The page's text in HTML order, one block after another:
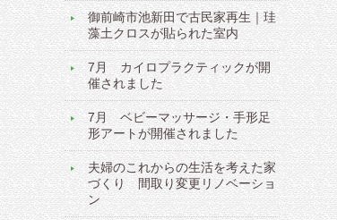
御前崎市池新田で古民家再生｜珪
藻土クロスが貼られた室内
7月 カイロプラクティックが開
催されました
7月 ベビーマッサージ・手形足
形アートが開催されました
夫婦のこれからの生活を考えた家
づくり 間取り変更リノベーショ
ン